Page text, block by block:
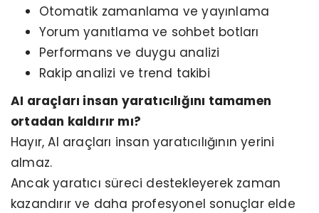
Otomatik zamanlama ve yayınlama
Yorum yanıtlama ve sohbet botları
Performans ve duygu analizi
Rakip analizi ve trend takibi
AI araçları insan yaratıcılığını tamamen
ortadan kaldırır mı?
Hayır, AI araçları insan yaratıcılığının yerini
almaz.
Ancak yaratıcı süreci destekleyerek zaman
kazandırır ve daha profesyonel sonuçlar elde